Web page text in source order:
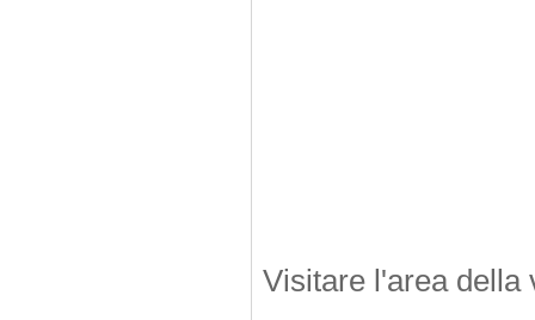
Visitare l'area della